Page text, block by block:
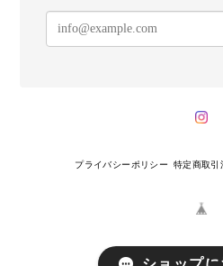
プライバシーポリシー 特定商取引